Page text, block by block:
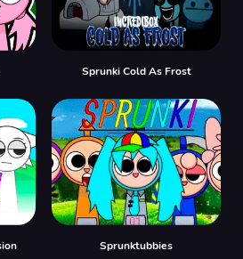
Sprunki Cold As Frost
Sprunktubbies